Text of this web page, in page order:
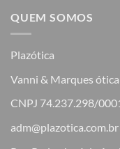
QUEM SOMOS
Plazótica
Vanni & Marques
CNPJ 74.237.298/
adm@plazotica.com.br